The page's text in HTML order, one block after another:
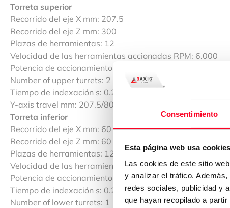
Consentimiento
Esta página web usa cookies
Las cookies de este sitio
y analizar el tráfico.
redes sociales, publicidad y
que hayan recopilado a
Torreta superior
Recorrido del eje X mm: 207.5
Recorrido del eje Z mm: 300
Plazas de herramientas: 12
Velocidad de las herramientas accionadas RPM: 6.000
Potencia de accionamiento de las herramientas
Number of upper turrets: 2
Tiempo de indexación s: 0.2
Y-axis travel mm: 207.5/800
Torreta inferior
Recorrido del eje X mm: 60 (±30)
Recorrido del eje Z mm: 60 (±30)
Plazas de herramientas: 12
Velocidad de las herramientas accionadas RPM: 6.000
Potencia de accionamiento de las herramientas
Tiempo de indexación s: 0.2
Number of lower turrets: 1